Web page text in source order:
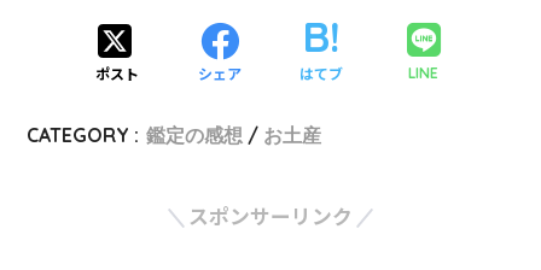
ポスト シェア はてブ LINE
CATEGORY : 鑑定の感想 お土産
スポンサーリンク